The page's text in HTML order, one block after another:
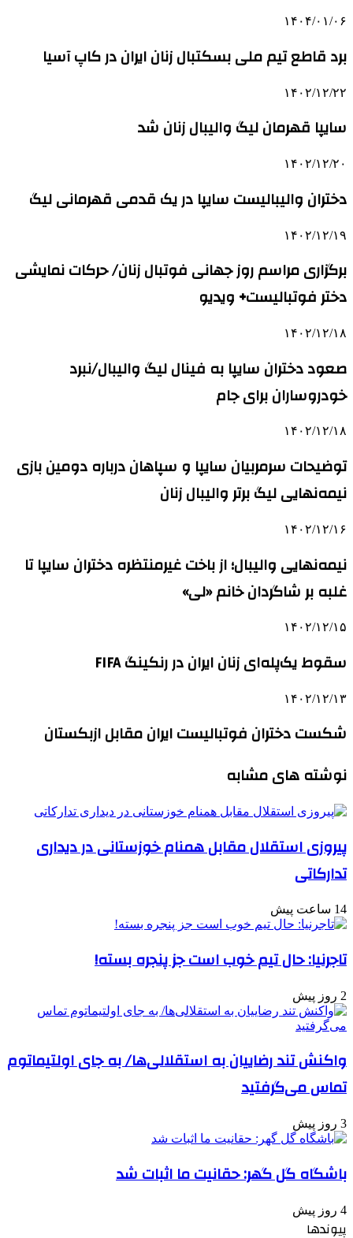
۱۴۰۴/۰۱/۰۶
برد قاطع تیم ملی بسکتبال زنان ایران در کاپ آسیا
۱۴۰۲/۱۲/۲۲
سایپا قهرمان لیگ والیبال زنان شد
۱۴۰۲/۱۲/۲۰
دختران والیبالیست سایپا در یک قدمی قهرمانی لیگ
۱۴۰۲/۱۲/۱۹
برگزاری مراسم روز جهانی فوتبال زنان/ حرکات نمایشی
دختر فوتبالیست+ ویدیو
۱۴۰۲/۱۲/۱۸
صعود دختران سایپا به فینال لیگ والیبال/نبرد
خودروساران برای جام
۱۴۰۲/۱۲/۱۸
توضیحات سرمربیان سایپا و سپاهان درباره دومین بازی
نیمه‌نهایی لیگ برتر والیبال زنان
۱۴۰۲/۱۲/۱۶
نیمه‌نهایی والیبال؛ از باخت غیرمنتظره دختران سایپا تا
غلبه بر شاگردان خانم «لی»
۱۴۰۲/۱۲/۱۵
سقوط یک‌پله‌ای زنان ایران در رنکینگ FIFA
۱۴۰۲/۱۲/۱۳
شکست دختران فوتبالیست ایران مقابل ازبکستان
نوشته های مشابه
پیروزی استقلال مقابل همنام خوزستانی در دیداری
تدارکاتی
14 ساعت پیش
تاجرنیا: حال تیم خوب است جز پنجره بسته!
2 روز پیش
واکنش تند رضاییان به استقلالی‌ها/ به جای اولتیماتوم
تماس می‌گرفتید
3 روز پیش
باشگاه گل گهر: حقانیت ما اثبات شد
4 روز پیش
پیوندها